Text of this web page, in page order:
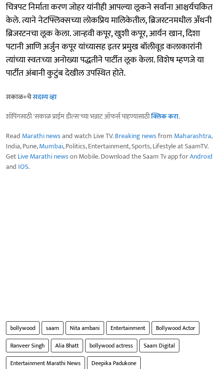
चित्रपट निर्माता करण जोहर यांनीही आपल्या लूकने सर्वांना आश्चर्यचकित
केले. त्याने नेटफ्लिक्सच्या लोकप्रिय मालिकेतील, ब्रिजरटनमधील अँथनी
ब्रिजरटनचा लूक केला. जान्हवी कपूर, खुशी कपूर, आर्यन खान, दिशा
पटानी आणि अर्जुन कपूर यांच्यासह इतर प्रमुख बॉलीवूड कलाकारांनी
त्यांच्या स्वतःच्या अनोख्या पद्धतीने पार्टीत लूक केला. विशेष म्हणजे या
पार्टीत अंबानी कुटुंब देखील उपस्थित होते.
सकाळ+चेसदस्य व्हा
शॉपिंगसाठी 'सकाळ प्राईम डील्स'च्या भन्नाट ऑफर्स पाहण्यासाठीक्लिक करा.
Read Marathi newsand watch Live TV.Breaking newsfrom Maharashtra,
India, Pune,Mumbai, Politics, Entertainment, Sports, Lifestyle at SaamTV.
GetLive Marathi newson Mobile. Download the Saam Tv app forAndroid
and IOS.
bollywood saam Nita ambani Entertainment
Bollywood Actor
Ranveer Singh
Alia Bhatt bollywood actress
Saam Digital
Entertainment Marathi News
Deepika Padukone